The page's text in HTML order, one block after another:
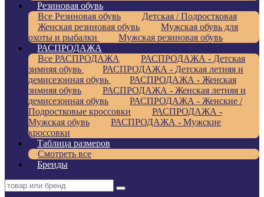
Резиновая обувь
Все Резиновая обувь
Детская / Подростковая
Женская резиновая обувь
Мужская обувь для
охоты и рыбалки
Мужская резиновая обувь
РАСПРОДАЖА
Все РАСПРОДАЖА
РАСПРОДАЖА - Детская
зимняя обувь
РАСПРОДАЖА - Детская летняя и
демисезонная обувь
РАСПРОДАЖА - Женская
зимняя обувь
РАСПРОДАЖА - Женская летняя и
демисезонная обувь
РАСПРОДАЖА - Женские /
Подростковые кроссовки
РАСПРОДАЖА -
Мужская обувь
РАСПРОДАЖА - Мужские
кроссовки
Таблица размеров
Смотреть все
Бренды